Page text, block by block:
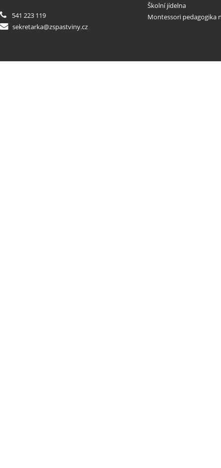
541 223 119
sekretarka@zspastviny.cz
Školní jídelna
Montessori pedagogika